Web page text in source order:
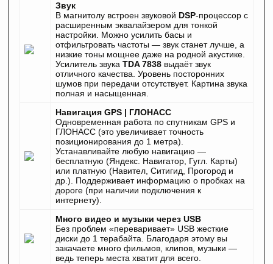
Звук
В магнитолу встроен звуковой DSP-процессор с
расширенным эквалайзером для тонкой
настройки. Можно усилить басы и
отфильтровать частоты — звук станет лучше, а
низкие тоны мощнее даже на родной акустике.
Усилитель звука TDA 7838 выдаёт звук
отличного качества. Уровень посторонних
шумов при передачи отсутствует. Картина звука
полная и насыщенная.
Навигация GPS | ГЛОНАСС
Одновременная работа по спутникам GPS и
ГЛОНАСС (это увеличивает точность
позиционирования до 1 метра).
Устанавливайте любую навигацию —
бесплатную (Яндекс. Навигатор, Гугл. Карты)
или платную (Навител, Ситигид, Прогород и
др.). Поддерживает информацию о пробках на
дороге (при наличии подключения к
интернету).
Много видео и музыки через USB
Без проблем «переваривает» USB жесткие
диски до 1 терабайта. Благодаря этому вы
закачаете много фильмов, клипов, музыки —
ведь теперь места хватит для всего.